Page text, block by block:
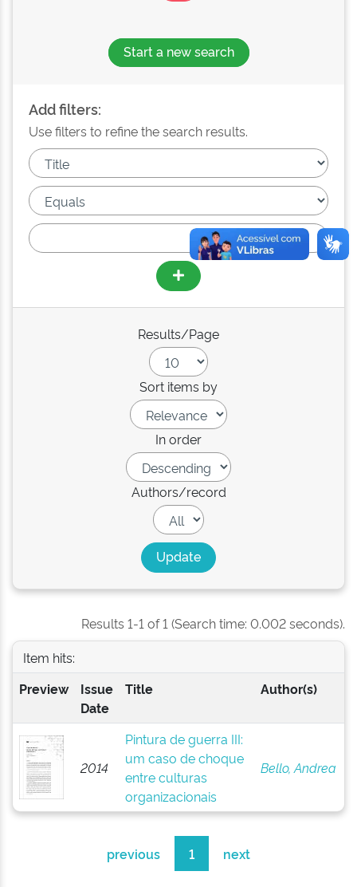
Start a new search
Add filters:
Use filters to refine the search results.
Results/Page
Sort items by
In order
Authors/record
Results 1-1 of 1 (Search time: 0.002 seconds).
Item hits:
Preview
Issue
Date
Title Author(s)
2014
Pintura de guerra III:
um caso de choque
entre culturas
organizacionais
Bello, Andrea
previous 1 next